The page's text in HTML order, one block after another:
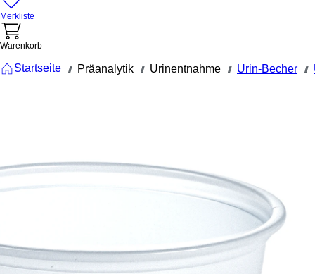
Merkliste
Warenkorb
Startseite /// Präanalytik /// Urinentnahme /// Urin-Becher ///
ml, (ØxH):
73 x 67
mm, PS,
weiß